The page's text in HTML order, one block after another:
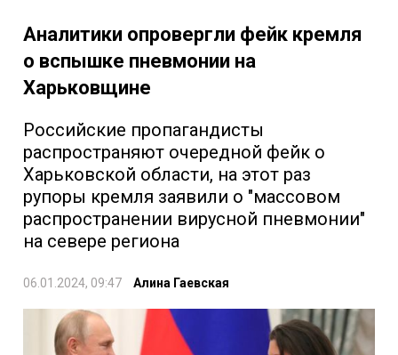
Аналитики опровергли фейк кремля
о вспышке пневмонии на
Харьковщине
Российские пропагандисты
распространяют очередной фейк о
Харьковской области, на этот раз
рупоры кремля заявили о "массовом
распространении вирусной пневмонии"
на севере региона
06.01.2024, 09:47 Алина Гаевская